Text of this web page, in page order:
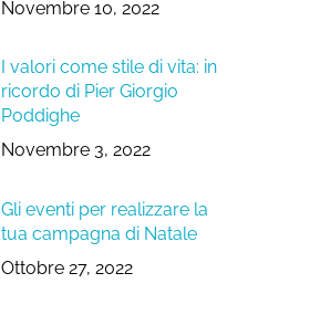
Novembre 10, 2022
I valori come stile di vita: in
ricordo di Pier Giorgio
Poddighe
Novembre 3, 2022
Gli eventi per realizzare la
tua campagna di Natale
Ottobre 27, 2022